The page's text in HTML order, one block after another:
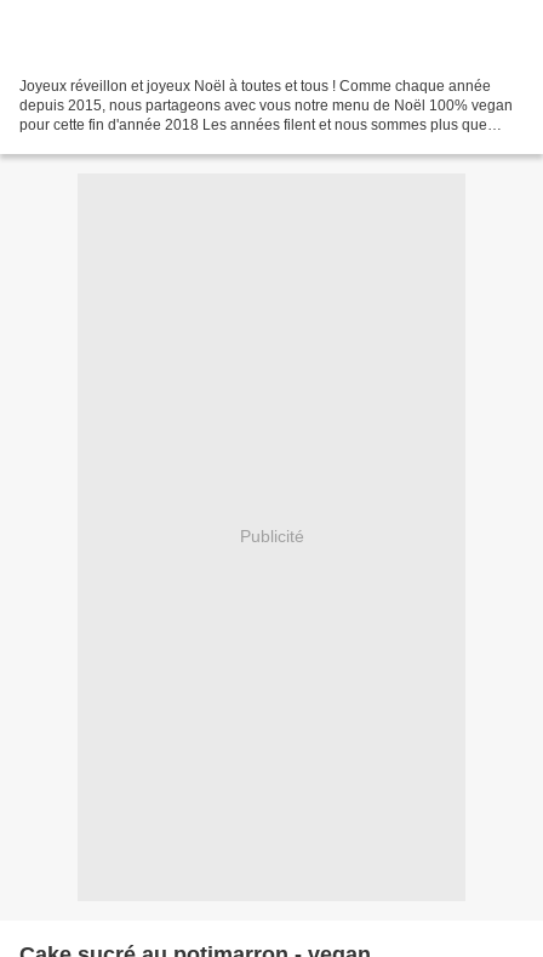
Joyeux réveillon et joyeux Noël à toutes et tous ! Comme chaque année
depuis 2015, nous partageons avec vous notre menu de Noël 100% vegan
pour cette fin d'année 2018 Les années filent et nous sommes plus que
Publicité